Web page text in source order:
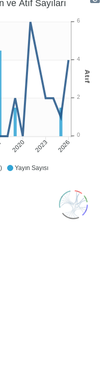
Yayın Sayısı
2020 2023 2026
ve Atıf Sayıları
6
4
2
0
Atıf